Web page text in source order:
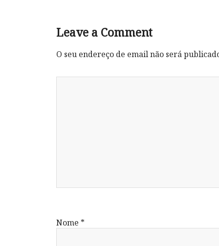
Leave a Comment
O seu endereço de email não será
Nome *